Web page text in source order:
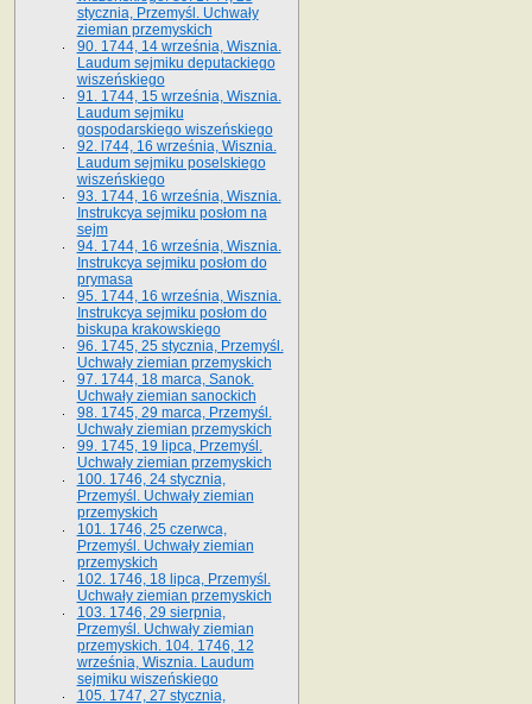
stycznia, Przemyśl. Uchwały
ziemian przemyskich
90. 1744, 14 września, Wisznia.
Laudum sejmiku deputackiego
wiszeńskiego
91. 1744, 15 września, Wisznia.
Laudum sejmiku
gospodarskiego wiszeńskiego
92. l744, 16 września, Wisznia.
Laudum sejmiku poselskiego
wiszeńskiego
93. 1744, 16 września, Wisznia.
Instrukcya sejmiku posłom na
sejm
94. 1744, 16 września, Wisznia.
Instrukcya sejmiku posłom do
prymasa
95. 1744, 16 września, Wisznia.
Instrukcya sejmiku posłom do
biskupa krakowskiego
96. 1745, 25 stycznia, Przemyśl.
Uchwały ziemian przemyskich
97. 1744, 18 marca, Sanok.
Uchwały ziemian sanockich
98. 1745, 29 marca, Przemyśl.
Uchwały ziemian przemyskich
99. 1745, 19 lipca, Przemyśl.
Uchwały ziemian przemyskich
100. 1746, 24 stycznia,
Przemyśl. Uchwały ziemian
przemyskich
101. 1746, 25 czerwca,
Przemyśl. Uchwały ziemian
przemyskich
102. 1746, 18 lipca, Przemyśl.
Uchwały ziemian przemyskich
103. 1746, 29 sierpnia,
Przemyśl. Uchwały ziemian
przemyskich. 104. 1746, 12
września, Wisznia. Laudum
sejmiku wiszeńskiego
105. 1747, 27 stycznia,